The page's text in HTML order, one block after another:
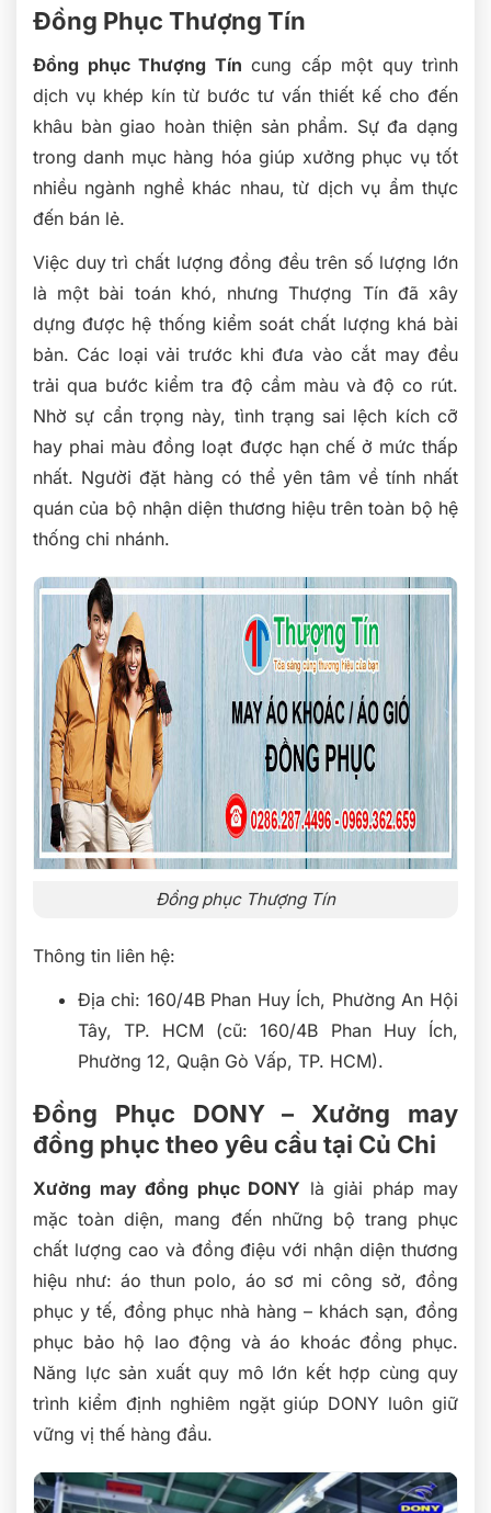
Đồng Phục Thượng Tín
Đồng phục Thượng Tín cung cấp một quy trình
dịch vụ khép kín từ bước tư vấn thiết kế cho đến
khâu bàn giao hoàn thiện sản phẩm. Sự đa dạng
trong danh mục hàng hóa giúp xưởng phục vụ tốt
nhiều ngành nghề khác nhau, từ dịch vụ ẩm thực
đến bán lẻ.
Việc duy trì chất lượng đồng đều trên số lượng lớn
là một bài toán khó, nhưng Thượng Tín đã xây
dựng được hệ thống kiểm soát chất lượng khá bài
bản. Các loại vải trước khi đưa vào cắt may đều
trải qua bước kiểm tra độ cầm màu và độ co rút.
Nhờ sự cẩn trọng này, tình trạng sai lệch kích cỡ
hay phai màu đồng loạt được hạn chế ở mức thấp
nhất. Người đặt hàng có thể yên tâm về tính nhất
quán của bộ nhận diện thương hiệu trên toàn bộ hệ
thống chi nhánh.
Đồng phục Thượng Tín
Thông tin liên hệ:
Địa chỉ: 160/4B Phan Huy Ích, Phường An Hội
Tây, TP. HCM (cũ: 160/4B Phan Huy Ích,
Phường 12, Quận Gò Vấp, TP. HCM).
Đồng Phục DONY – Xưởng may
đồng phục theo yêu cầu tại Củ Chi
Xưởng may đồng phục DONY là giải pháp may
mặc toàn diện, mang đến những bộ trang phục
chất lượng cao và đồng điệu với nhận diện thương
hiệu như: áo thun polo, áo sơ mi công sở, đồng
phục y tế, đồng phục nhà hàng – khách sạn, đồng
phục bảo hộ lao động và áo khoác đồng phục.
Năng lực sản xuất quy mô lớn kết hợp cùng quy
trình kiểm định nghiêm ngặt giúp DONY luôn giữ
vững vị thế hàng đầu.